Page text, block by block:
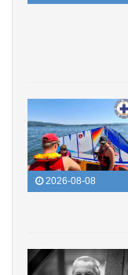
2026-08-08